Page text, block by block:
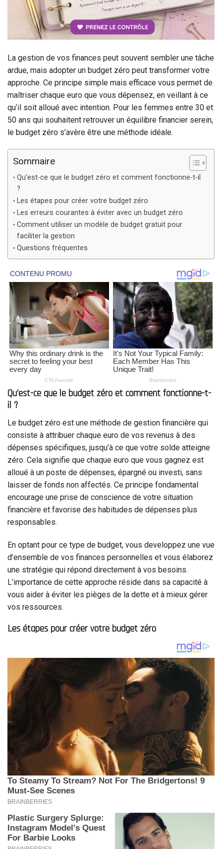
La gestion de vos finances peut souvent sembler une tâche
ardue, mais adopter un budget zéro peut transformer votre
approche. Ce principe simple mais efficace vous permet de
maîtriser chaque euro que vous dépensez, en veillant à ce
qu’il soit alloué avec intention. Pour les femmes entre 30 et
50 ans qui souhaitent retrouver un équilibre financier serein,
le budget zéro s’avère être une méthode idéale.
Sommaire
Qu’est-ce que le budget zéro et comment fonctionne-t-il
?
Les étapes pour créer votre budget zéro
Les erreurs courantes à éviter avec un budget zéro
Comment utiliser un modèle de budget gratuit pour
faciliter la gestion
Questions fréquentes
Qu’est-ce que le budget zéro et comment fonctionne-t-
il ?
Le budget zéro est une méthode de gestion financière qui
consiste à attribuer chaque euro de vos revenus à des
dépenses spécifiques, jusqu’à ce que votre solde atteigne
zéro. Cela signifie que chaque euro que vous gagnez est
alloué à un poste de dépenses, épargné ou investi, sans
laisser de fonds non affectés. Ce principe fondamental
encourage une prise de conscience de votre situation
financière et favorise des habitudes de dépenses plus
responsables.
En optant pour ce type de budget, vous developpez une vue
d’ensemble de vos finances personnelles et vous élaborez
une stratégie qui répond directement à vos besoins.
L’importance de cette approche réside dans sa capacité à
vous aider à éviter les pièges de la dette et à mieux gérer
vos ressources.
Les étapes pour créer votre budget zéro